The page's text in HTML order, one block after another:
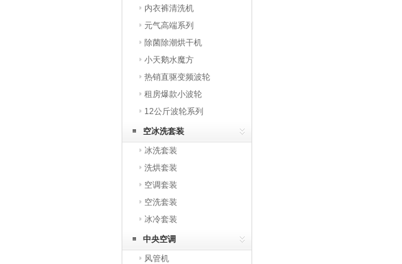
内衣裤清洗机
元气高端系列
除菌除潮烘干机
小天鹅水魔方
热销直驱变频波轮
租房爆款小波轮
12公斤波轮系列
空冰洗套装
冰洗套装
洗烘套装
空调套装
空洗套装
冰冷套装
中央空调
风管机